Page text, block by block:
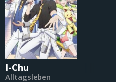
I-Chu
Alltagsleben